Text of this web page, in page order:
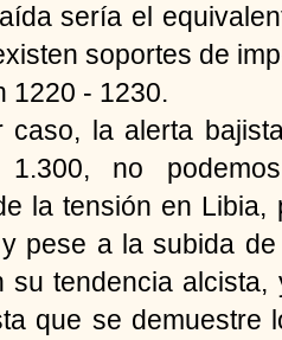
sería el
soportes de
1220 - 1230.
caso, la alerta
1.300, no
la tensión en
pese a la subida
su tendencia
que se demuestre